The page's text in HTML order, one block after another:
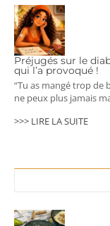
Préjugés sur le
qui l’a provoqué !
“Tu as mangé trop de
ne peux plus jamais
>>> LIRE LA SUITE